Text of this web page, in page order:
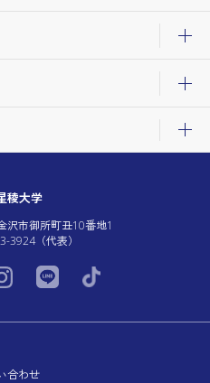
稜大学
沢市御所町丑10番地1
3924（代表）
合わせ